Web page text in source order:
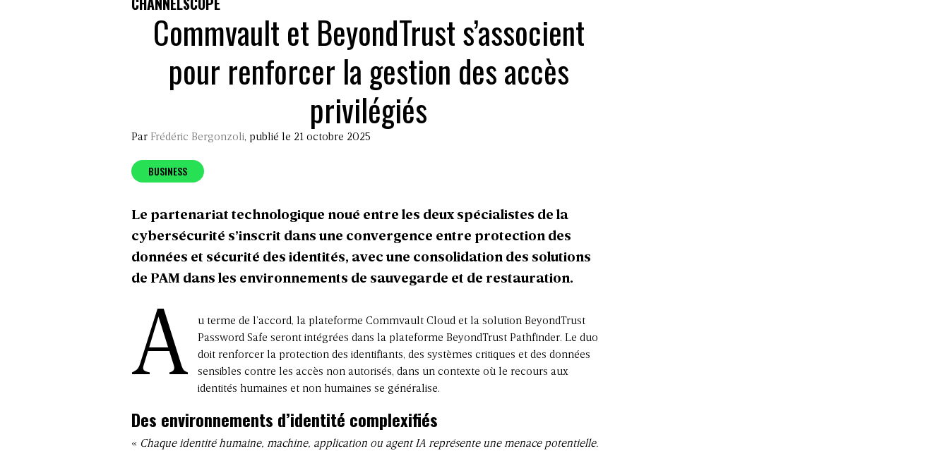
Commvault et BeyondTrust s’associent
pour renforcer la gestion des accès
privilégiés
Par Frédéric Bergonzoli, publié le 21 octobre 2025
BUSINESS
Le partenariat technologique noué entre les deux spécialistes de la
cybersécurité s’inscrit dans une convergence entre protection des
données et sécurité des identités, avec une consolidation des solutions
de PAM dans les environnements de sauvegarde et de restauration.
A u terme de l’accord, la plateformeCommvaultCloud et la solutionBeyondTrust
Password Safe seront intégrées dans la plateforme BeyondTrust Pathfinder. Le duo
doit renforcer la protection des identifiants, des systèmes critiques et des données
sensibles contre les accès non autorisés, dans un contexte où le recours aux
identités humaines et non humaines se généralise.
Des environnements d’identité complexifiés
« Chaque identité humaine, machine, application ou agent IA représente une menace potentielle.